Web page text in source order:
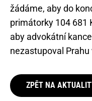
žádáme, aby do
primátorky 104 681
aby advokátní
nezastupoval
ZPĚT NA